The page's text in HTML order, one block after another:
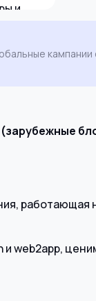
и
кампании
работающая
web2app,